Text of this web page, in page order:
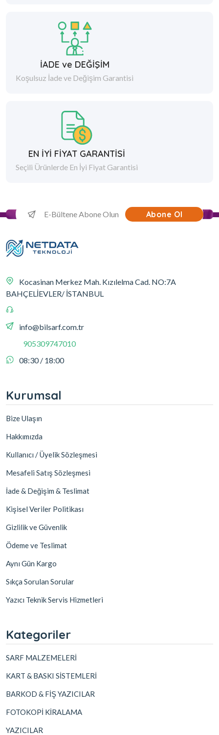
İADE ve DEĞİŞİM
Koşulsuz İade ve Değişim Garantisi
EN İYİ FİYAT GARANTİSİ
Seçili Ürünlerde En İyi Fiyat Garantisi
Abone Ol
Kocasinan Merkez Mah. Kızılelma Cad. NO:7A
BAHÇELİEVLER/ İSTANBUL
info@bilsarf.com.tr
905309747010
08:30 / 18:00
Kurumsal
Bize Ulaşın
Hakkımızda
Kullanıcı / Üyelik Sözleşmesi
Mesafeli Satış Sözleşmesi
İade & Değişim & Teslimat
Kişisel Veriler Politikası
Gizlilik ve Güvenlik
Ödeme ve Teslimat
Aynı Gün Kargo
Sıkça Sorulan Sorular
Yazıcı Teknik Servis Hizmetleri
Kategoriler
SARF MALZEMELERİ
KART & BASKI SİSTEMLERİ
BARKOD & FİŞ YAZICILAR
FOTOKOPİ KİRALAMA
YAZICILAR